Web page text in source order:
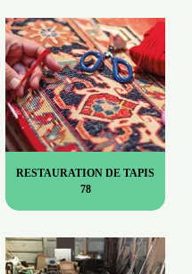
RESTAURATION DE TAPIS
78